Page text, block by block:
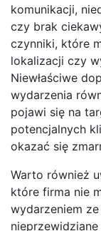
komunikacji,
czy brak
czynniki, które
lokalizacji czy
Niewłaściwe
wydarzenia
pojawi się na
potencjalnych
okazać się
Warto również
które firma nie
wydarzeniem